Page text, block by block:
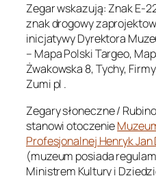
Zegar wskazują: Znak E-
znak drogowy
inicjatywy Dyrektora
– Mapa Polski Targeo,
Żwakowska 8, Tychy,
Zumi pl .
Zegary słoneczne /
stanowi otoczenie
Profesjonalnej Henryk
(muzeum posiada
Ministrem Kultury i